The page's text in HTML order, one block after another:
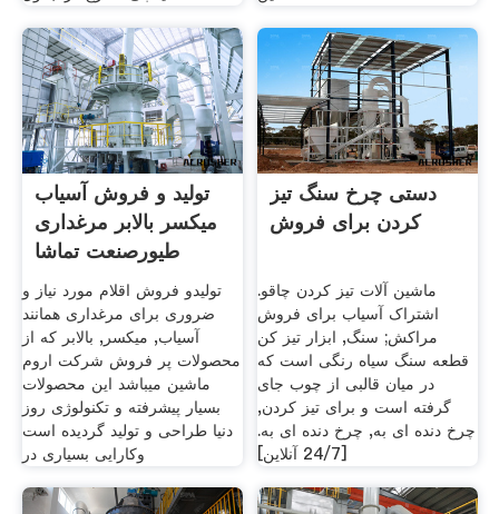
تولید و فروش آسیاب
میکسر بالابر مرغداری
طیورصنعت تماشا
تولیدو فروش اقلام مورد نیاز و
ضروری برای مرغداری همانند
آسیاب, میکسر, بالابر که از
محصولات پر فروش شرکت اروم
ماشین میباشد این محصولات
بسیار پیشرفته و تکنولوژی روز
دنیا طراحی و تولید گردیده است
وکارایی بسیاری در
دستی چرخ سنگ تیز
کردن برای فروش
ماشین آلات تیز کردن چاقو.
اشتراک آسیاب برای فروش
مراکش; سنگ, ابزار تیز کن
قطعه سنگ سیاه رنگی است که
در میان قالبی از چوب جای
گرفته است و برای تیز کردن,
چرخ دنده ای به, چرخ دنده ای به.
[24/7 آنلاین]